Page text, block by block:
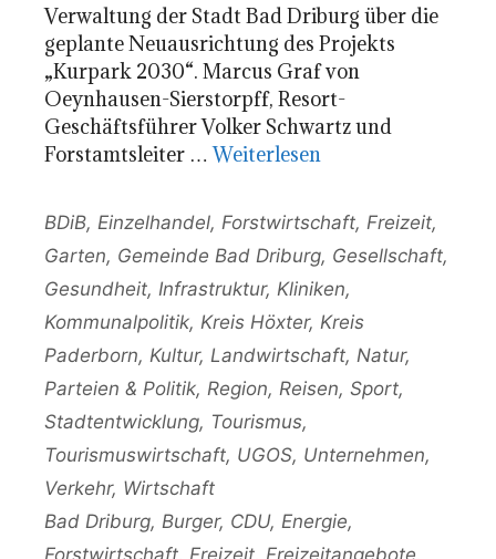
Verwaltung der Stadt Bad Driburg über die
geplante Neuausrichtung des Projekts
„Kurpark 2030“. Marcus Graf von
Oeynhausen-Sierstorpff, Resort-
Geschäftsführer Volker Schwartz und
Forstamtsleiter …Weiterlesen
Kategorien
BDiB, Einzelhandel, Forstwirtschaft, Freizeit,
Garten, Gemeinde Bad Driburg, Gesellschaft,
Gesundheit, Infrastruktur, Kliniken,
Kommunalpolitik, Kreis Höxter, Kreis
Paderborn, Kultur, Landwirtschaft, Natur,
Parteien & Politik, Region, Reisen, Sport,
Stadtentwicklung, Tourismus,
Tourismuswirtschaft, UGOS, Unternehmen,
Verkehr, Wirtschaft
Schlagwörter
Bad Driburg, Burger, CDU, Energie,
Forstwirtschaft, Freizeit, Freizeitangebote,